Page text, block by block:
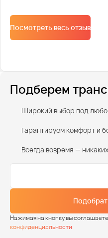
согласовали все с ГАИ.
подготовка к самому
недели.
Посмотреть весь отзыв
Подберем
Широкий выбор под
Гарантируем комфорт и
Всегда вовремя —
Нажимая на кнопку вы
конфиденциальности